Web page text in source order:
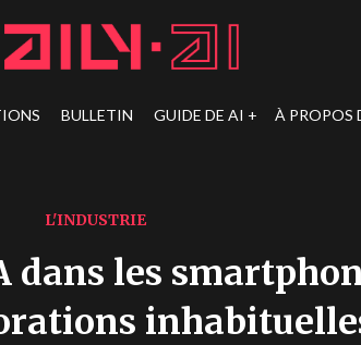
BULLETIN GUIDE DE AI À PROPOS
L'INDUSTRIE
les